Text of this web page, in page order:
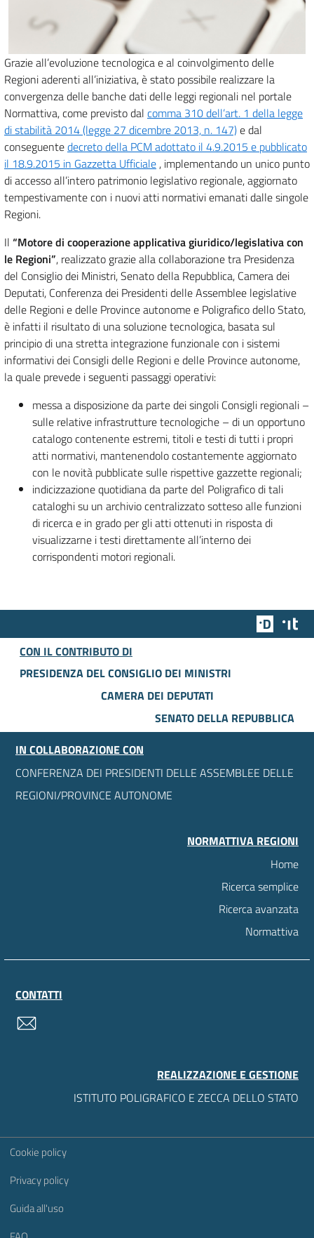
Grazie all’evoluzione tecnologica e al coinvolgimento delle
Regioni aderenti all’iniziativa, è stato possibile realizzare la
convergenza delle banche dati delle leggi regionali nel portale
Normattiva, come previsto dal comma 310 dell’art. 1 della legge
di stabilità 2014 (legge 27 dicembre 2013, n. 147)e dal
conseguentedecreto della PCM adottato il 4.9.2015 e pubblicato
il 18.9.2015 in Gazzetta Ufficiale , implementando un unico punto
di accesso all’intero patrimonio legislativo regionale, aggiornato
tempestivamente con i nuovi atti normativi emanati dalle singole
Regioni.
Il “Motore di cooperazione applicativa giuridico/legislativa con
le Regioni”, realizzato grazie alla collaborazione tra Presidenza
del Consiglio dei Ministri, Senato della Repubblica, Camera dei
Deputati, Conferenza dei Presidenti delle Assemblee legislative
delle Regioni e delle Province autonome e Poligrafico dello Stato,
è infatti il risultato di una soluzione tecnologica, basata sul
principio di una stretta integrazione funzionale con i sistemi
informativi dei Consigli delle Regioni e delle Province autonome,
la quale prevede i seguenti passaggi operativi:
messa a disposizione da parte dei singoli Consigli regionali –
sulle relative infrastrutture tecnologiche – di un opportuno
catalogo contenente estremi, titoli e testi di tutti i propri
atti normativi, mantenendolo costantemente aggiornato
con le novità pubblicate sulle rispettive gazzette regionali;
indicizzazione quotidiana da parte del Poligrafico di tali
cataloghi su un archivio centralizzato sotteso alle funzioni
di ricerca e in grado per gli atti ottenuti in risposta di
visualizzarne i testi direttamente all’interno dei
corrispondenti motori regionali.
Team
CON IL CONTRIBUTO DI
PRESIDENZA DEL CONSIGLIO DEI MINISTRI
CAMERA DEI DEPUTATI
SENATO DELLA REPUBBLICA
IN COLLABORAZIONE CON
CONFERENZA DEI PRESIDENTI DELLE ASSEMBLEE DELLE
REGIONI/PROVINCE AUTONOME
NORMATTIVA REGIONI
Home
Ricerca semplice
Ricerca avanzata
Normattiva
CONTATTI
REALIZZAZIONE E GESTIONE
ISTITUTO POLIGRAFICO E ZECCA DELLO STATO
Sezione Link Utili
Cookie policy
Privacy policy
Guida all'uso